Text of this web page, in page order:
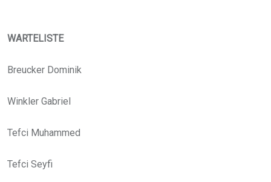
WARTELISTE
Breucker Dominik
Winkler Gabriel
Tefci Muhammed
Tefci Seyfi